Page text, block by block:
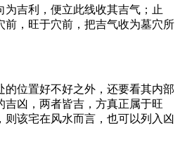
吉利，便立此线收其吉气；止
前，旺于穴前，把吉气收为墓穴所
的位置好不好之外，还要看其内部
吉凶，两者皆吉，方真正属于旺
则该宅在风水而言，也可以列入凶